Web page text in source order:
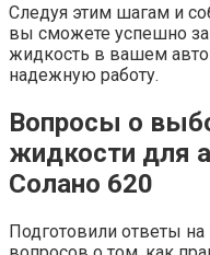
Следуя этим шагам и
вы сможете успешно
жидкость в вашем
надежную работу.
Вопросы о
жидкости для
Солано 620
Подготовили ответы